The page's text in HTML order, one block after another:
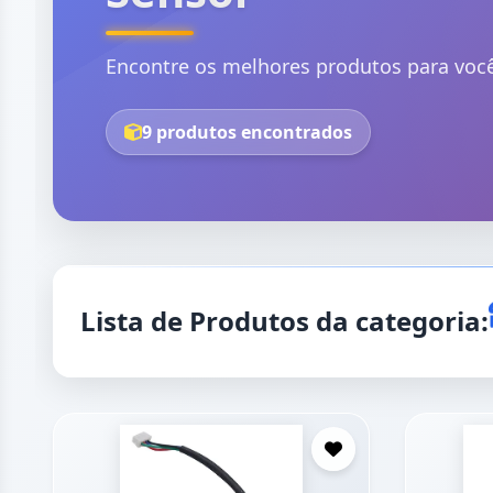
Encontre os melhores produtos para
9 produtos encontrados
Lista de Produtos da categoria: